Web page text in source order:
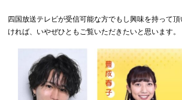
四国放送テレビが受信可能な方でもし興味を持って
ければ、いやぜひともご覧いただきたいと思います。